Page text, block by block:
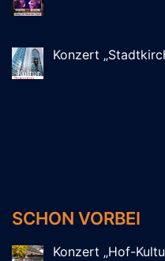
Konzert
SCHON VORBEI
Konzert „Hof-